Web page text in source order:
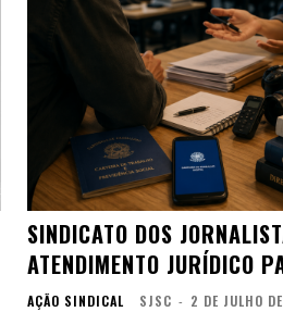
SINDICATO DOS
ATENDIMENTO JURÍDICO
AÇÃO SINDICAL SJSC - 2 DE JULHO